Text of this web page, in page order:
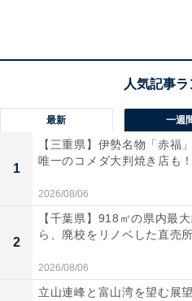
最新 一週
1
【三重県】伊勢名物「赤福
唯一のコメダ大判焼き店も
2026/08/06
2
【千葉県】918㎡の県内最
ら、廃校をリノベした直売
2026/08/06
立山連峰と富山湾を望む展